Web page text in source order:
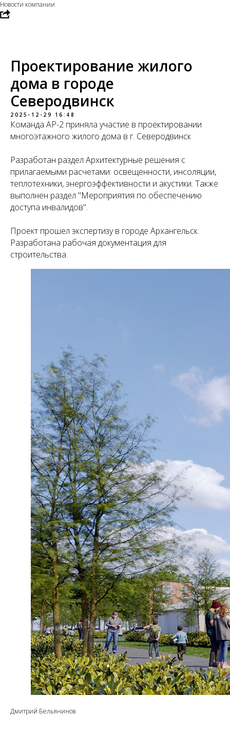
Новости компании
Проектирование жилого
дома в городе
Северодвинск
2025-12-29 16:48
Команда АР-2 приняла участие в проектировании
многоэтажного жилого дома в г. Северодвинск
Разработан раздел Архитектурные решения с
прилагаемыми расчетами: освещенности, инсоляции,
теплотехники, энергоэффективности и акустики. Также
выполнен раздел "Мероприятия по обеспечению
доступа инвалидов".
Проект прошел экспертизу в городе Архангельск.
Разработана рабочая документация для
строительства.
Дмитрий Бельянинов